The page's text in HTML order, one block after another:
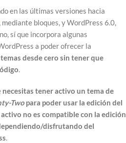
en las últimas versiones hacia
, mediante bloques, y WordPress 6.0,
sí que incorpora algunas
a poder ofrecer la
desde cero sin tener que
.
necesitas tener activo un tema de
Two para poder usar la edición del
no es compatible con la edición
disfrutando del
.